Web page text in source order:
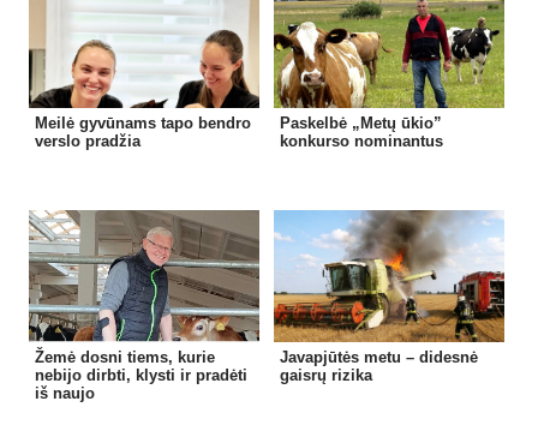
Meilė gyvūnams tapo bendro
verslo pradžia
Paskelbė „Metų ūkio”
konkurso nominantus
Žemė dosni tiems, kurie
nebijo dirbti, klysti ir pradėti
iš naujo
Javapjūtės metu – didesnė
gaisrų rizika